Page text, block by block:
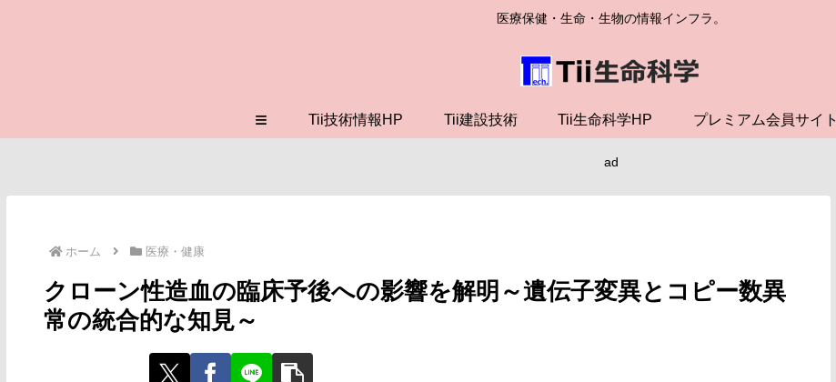
医療保健・生命・生物の情報インフラ。
≡ Tii技術情報HP Tii建設技術 Tii生命科学HP プレミアム会員サイト
ad
ホーム 医療・健康
クローン性造血の臨床予後への影響を解明～遺伝子変異とコピー数異
常の統合的な知見～